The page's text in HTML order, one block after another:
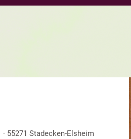
55271 Stadecken-Elsheim